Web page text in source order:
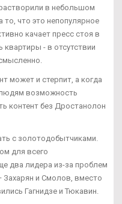
в небольшом
то, что это непопулярное
качает пресс стоя в
- в отсутствии
может и стерпит, а когда
людям возможность
контент без Дростанолон
с золотодобытчиками.
для всего
два лидера из-за проблем
и Смолов, вместо
Гагнидзе и Тюкавин.